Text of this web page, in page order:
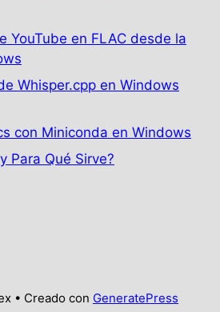
YouTube en FLAC desde la
Whisper.cpp en Windows
con Miniconda en Windows
Para Qué Sirve?
• Creado con GeneratePress